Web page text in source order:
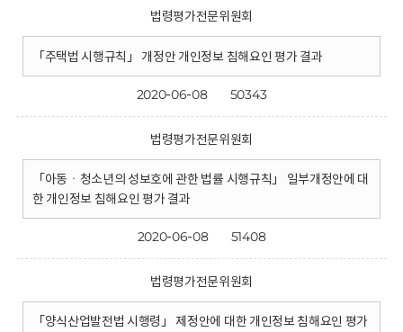
법령평가전문위원회
「주택법 시행규칙」 개정안 개인정보 침해요인 평가 결과
2020-06-08 50343
법령평가전문위원회
「아동ㆍ청소년의 성보호에 관한 법률 시행규칙」 일부개정안에 대
한 개인정보 침해요인 평가 결과
2020-06-08 51408
법령평가전문위원회
「양식산업발전법 시행령」 제정안에 대한 개인정보 침해요인 평가